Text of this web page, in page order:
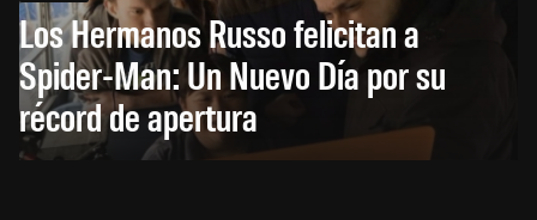
Los Hermanos Russo felicitan a
Spider-Man: Un Nuevo Día por su
récord de apertura